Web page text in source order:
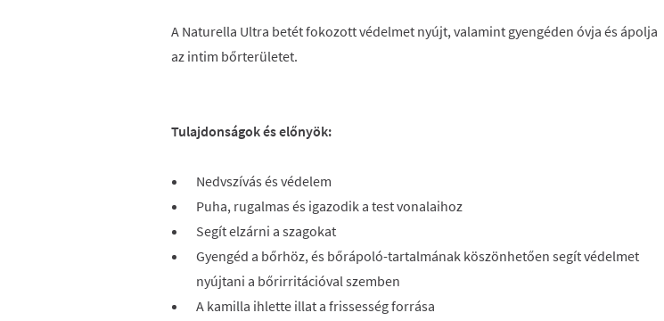
A Naturella Ultra betét fokozott védelmet nyújt, valamint gyengéden óvja és ápolja
az intim bőrterületet.
Tulajdonságok és előnyök:
Nedvszívás és védelem
Puha, rugalmas és igazodik a test vonalaihoz
Segít elzárni a szagokat
Gyengéd a bőrhöz, és bőrápoló-tartalmának köszönhetően segít védelmet
nyújtani a bőrirritációval szemben
A kamilla ihlette illat a frissesség forrása